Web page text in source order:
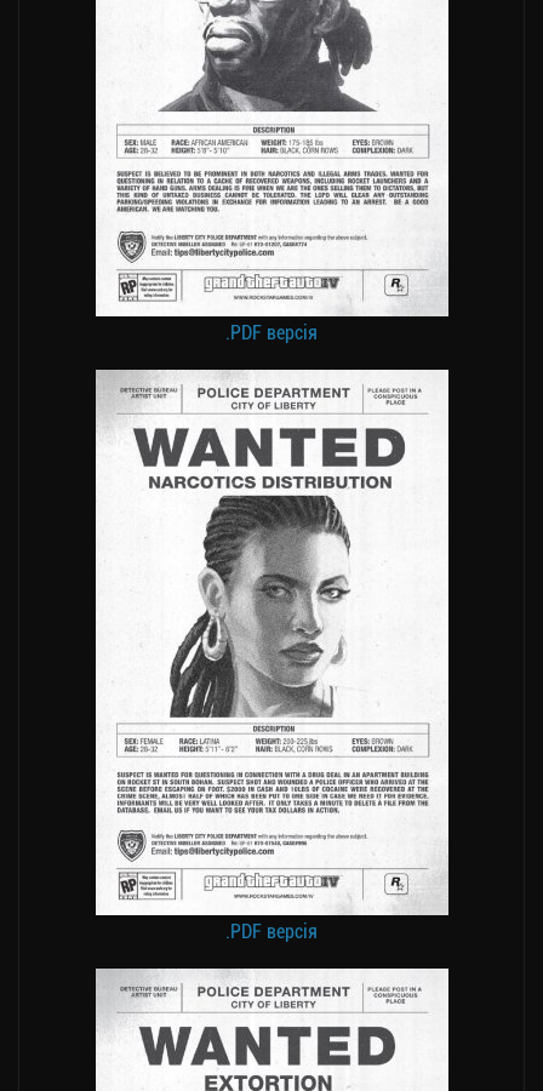
.PDF версія
.PDF версія